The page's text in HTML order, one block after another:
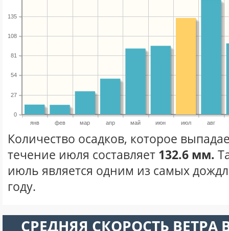
янв фев мар апр май июн июл авг
0
27
54
81
108
135
Количество осадков, которое
течение июля составляет 132.6 мм.
июль является одним из самых
году.
СРЕДНЯЯ СКОРОСТЬ